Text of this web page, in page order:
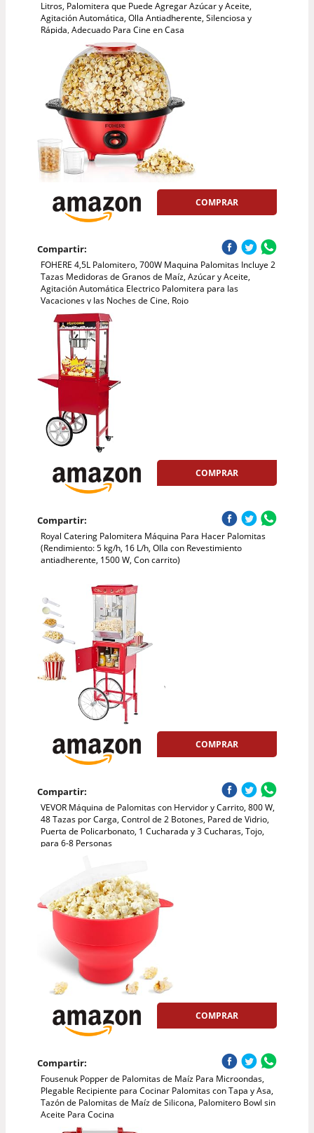
Litros, Palomitera que Puede Agregar Azúcar y Aceite,
Agitación Automática, Olla Antiadherente, Silenciosa y
Rápida, Adecuado Para Cine en Casa
COMPRAR
Compartir:
FOHERE 4,5L Palomitero, 700W Maquina Palomitas Incluye 2
Tazas Medidoras de Granos de Maíz, Azúcar y Aceite,
Agitación Automática Electrico Palomitera para las
Vacaciones y las Noches de Cine, Rojo
COMPRAR
Compartir:
Royal Catering Palomitera Máquina Para Hacer Palomitas
(Rendimiento: 5 kg/h, 16 L/h, Olla con Revestimiento
antiadherente, 1500 W, Con carrito)
COMPRAR
Compartir:
VEVOR Máquina de Palomitas con Hervidor y Carrito, 800 W,
48 Tazas por Carga, Control de 2 Botones, Pared de Vidrio,
Puerta de Policarbonato, 1 Cucharada y 3 Cucharas, Tojo,
para 6-8 Personas
COMPRAR
Compartir:
Fousenuk Popper de Palomitas de Maíz Para Microondas,
Plegable Recipiente para Cocinar Palomitas con Tapa y Asa,
Tazón de Palomitas de Maíz de Silicona, Palomitero Bowl sin
Aceite Para Cocina